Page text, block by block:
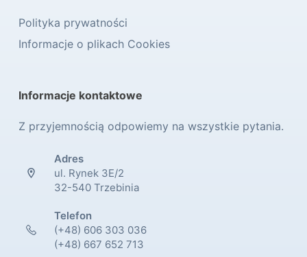
Polityka prywatności
Informacje o plikach Cookies
Informacje kontaktowe
Z przyjemnością odpowiemy na wszystkie pytania.
Adres
ul. Rynek 3E/2
32-540 Trzebinia
Telefon
(+48) 606 303 036
(+48) 667 652 713